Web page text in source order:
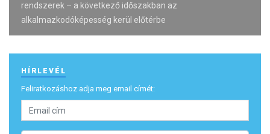
rendszerek – a következő időszakban az
alkalmazkodóképesség kerül előtérbe
HÍRLEVÉL
Feliratkozáshoz adja meg email címét: